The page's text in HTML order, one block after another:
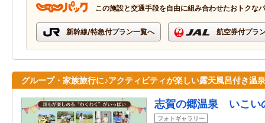
この施設と交通手段を自由に組み合わせたおトクな
新幹線/特急付プラン一覧へ 航空券付プラ
グループ・家族旅行に♪アクティビティが楽しい露天風呂付き温
志賀の郷温泉 いこ
フォトギャラリー